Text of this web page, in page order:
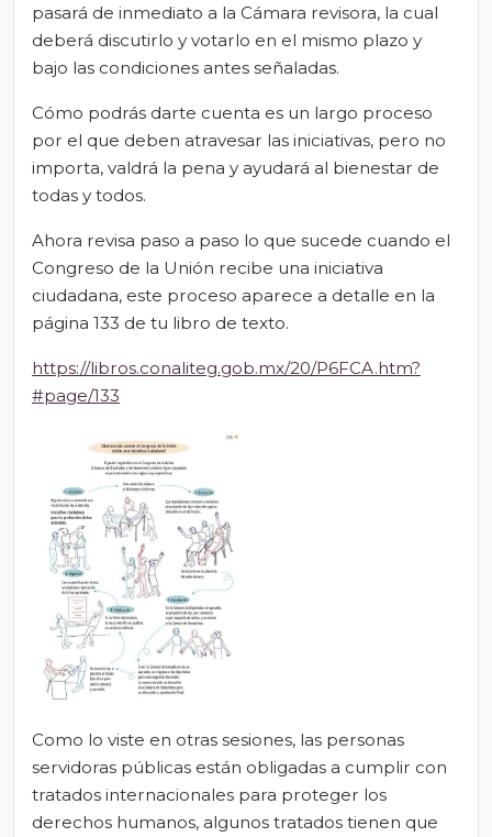
pasará de inmediato a la Cámara revisora, la cual
deberá discutirlo y votarlo en el mismo plazo y
bajo las condiciones antes señaladas.
Cómo podrás darte cuenta es un largo proceso
por el que deben atravesar las iniciativas, pero no
importa, valdrá la pena y ayudará al bienestar de
todas y todos.
Ahora revisa paso a paso lo que sucede cuando el
Congreso de la Unión recibe una iniciativa
ciudadana, este proceso aparece a detalle en la
página 133 de tu libro de texto.
https://libros.conaliteg.gob.mx/20/P6FCA.htm?
#page/133
Como lo viste en otras sesiones, las personas
servidoras públicas están obligadas a cumplir con
tratados internacionales para proteger los
derechos humanos, algunos tratados tienen que